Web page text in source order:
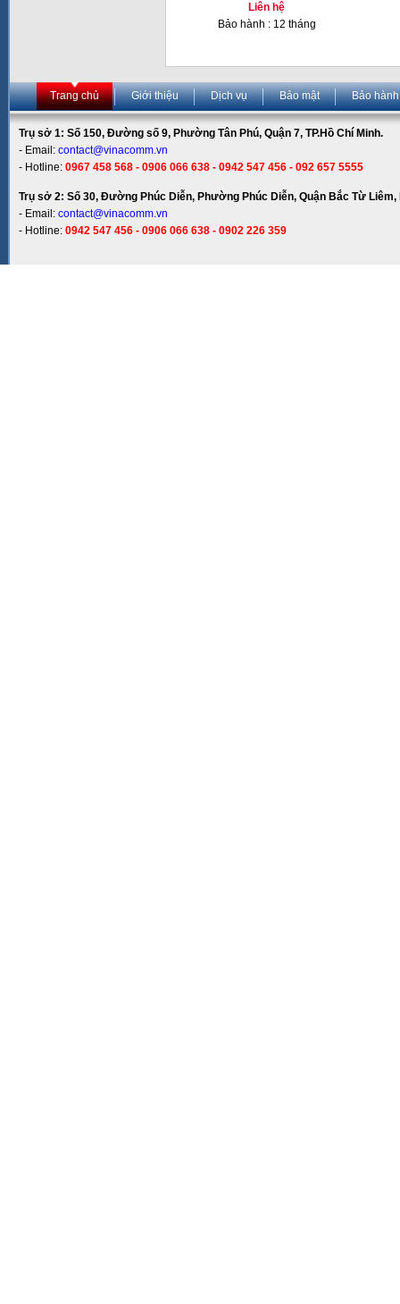
Liên hệ
Bảo hành : 12 tháng
Trang chủ Giới thiệu Dịch vụ Bảo mật Bảo hành
Trụ sở 1: Số 150, Đường số 9, Phường Tân Phú, Quận 7, TP.Hồ Chí Minh.
- Email: contact@vinacomm.vn
- Hotline: 0967 458 568 - 0906 066 638 - 0942 547 456 - 092 657 5555
Trụ sở 2: Số 30, Đường Phúc Diễn, Phường Phúc Diễn, Quận Bắc Từ Liêm,
- Email: contact@vinacomm.vn
- Hotline: 0942 547 456 - 0906 066 638 - 0902 226 359